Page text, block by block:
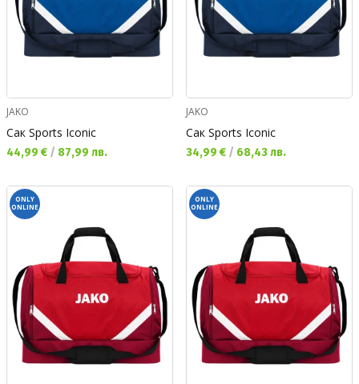
JAKO
Сак Sports Iconic
Текуща цена:
44,99 € / 87,99 лв.
JAKO
Сак Sports Iconic
Текуща цена:
34,99 € / 68,43 лв.
ONLY
ONLINE
ONLY
ONLINE